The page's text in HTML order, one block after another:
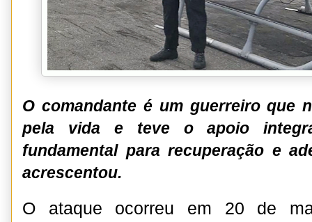
O comandante é um guerreiro que
pela vida e teve o apoio
fundamental para recuperação e
acrescentou.
O ataque ocorreu em 20 de